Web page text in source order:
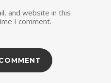
and website in this
I comment.